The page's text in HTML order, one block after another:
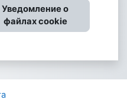
Уведомление о
файлах cookie